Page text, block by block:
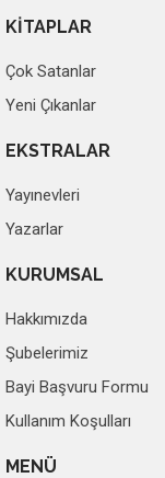
KİTAPLAR
Çok Satanlar
Yeni Çıkanlar
EKSTRALAR
Yayınevleri
Yazarlar
KURUMSAL
Hakkımızda
Şubelerimiz
Bayi Başvuru Formu
Kullanım Koşulları
MENÜ